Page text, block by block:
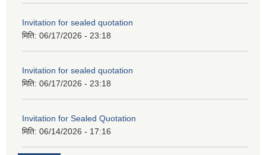
Invitation for sealed quotation
मिति: 06/17/2026 - 23:18
Invitation for sealed quotation
मिति: 06/17/2026 - 23:18
Invitation for Sealed Quotation
मिति: 06/14/2026 - 17:16